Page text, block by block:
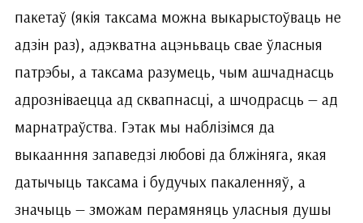
пакетаў (якія таксама можна выкарыстоўваць не
адзін раз), адэкватна ацэньваць свае ўласныя
патрэбы, а таксама разумець, чым ашчаднасць
адрозніваецца ад сквапнасці, а шчодрасць — ад
марнатраўства. Гэтак мы наблізімся да
выкаанння запаведзі любові да блжіняга, якая
датычыць таксама і будучых пакаленняў, а
значыць — зможам перамяняць уласныя душы